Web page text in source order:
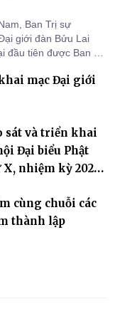
Ban Trị sự
giới đàn Bửu Lai
đầu tiên được Ban Trị
truyền giới, đào tạo
mạc Đại giới
sát và triển khai
Đại biểu Phật
nhiệm kỳ 2026-
cùng chuỗi các
thành lập